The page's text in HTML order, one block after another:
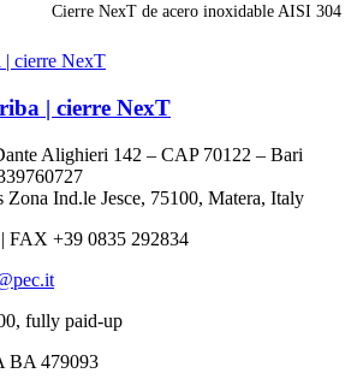
Cierre NexT de acero inoxidable AISI 304
| cierre NexT
Alighieri 142 – CAP 70122 – Bari
Zona Ind.le Jesce, 75100, Matera, Italy
| FAX +39 0835 292834
fully paid-up
BA 479093